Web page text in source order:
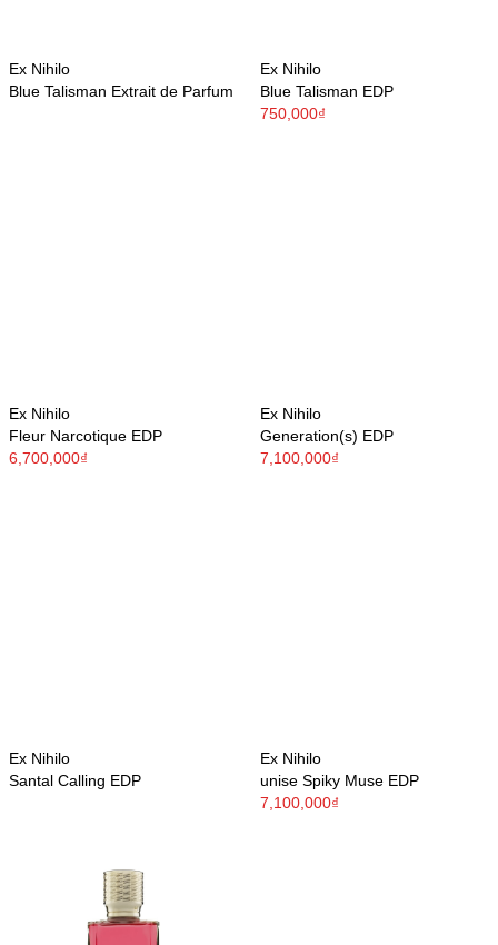
Ex Nihilo
Blue Talisman Extrait de Parfum
Ex Nihilo
Blue Talisman EDP
750,000₫
Ex Nihilo
Fleur Narcotique EDP
6,700,000₫
Ex Nihilo
Generation(s) EDP
7,100,000₫
Ex Nihilo
Santal Calling EDP
Ex Nihilo
unise Spiky Muse EDP
7,100,000₫